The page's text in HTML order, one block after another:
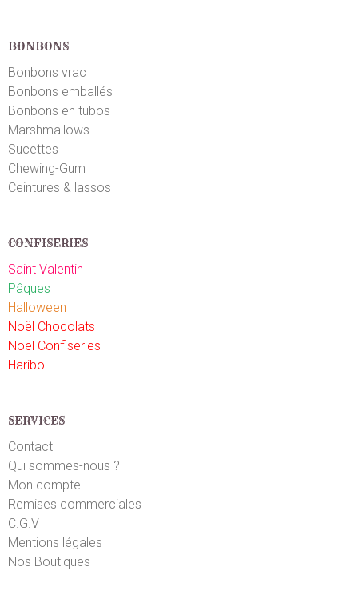
BONBONS
Bonbons vrac
Bonbons emballés
Bonbons en tubos
Marshmallows
Sucettes
Chewing-Gum
Ceintures & lassos
CONFISERIES
Saint Valentin
Pâques
Halloween
Noël Chocolats
Noël Confiseries
Haribo
SERVICES
Contact
Qui sommes-nous ?
Mon compte
Remises commerciales
C.G.V
Mentions légales
Nos Boutiques